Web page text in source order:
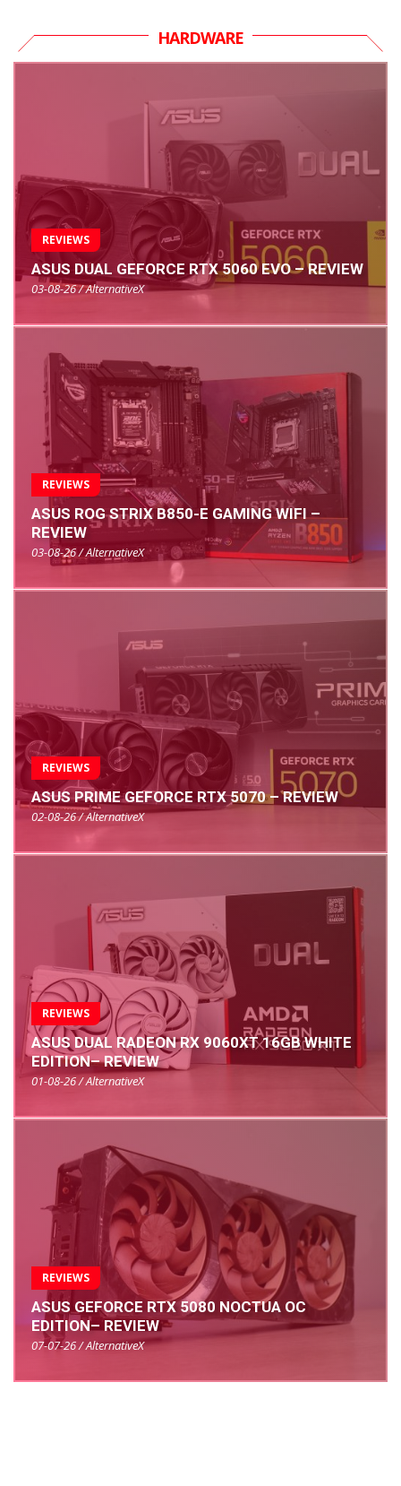
HARDWARE
REVIEWS
ASUS DUAL GEFORCE RTX 5060 EVO – REVIEW
03-08-26 / AlternativeX
REVIEWS
ASUS ROG STRIX B850-E GAMING WIFI –
REVIEW
03-08-26 / AlternativeX
REVIEWS
ASUS PRIME GEFORCE RTX 5070 – REVIEW
02-08-26 / AlternativeX
REVIEWS
ASUS DUAL RADEON RX 9060XT 16GB WHITE
EDITION– REVIEW
01-08-26 / AlternativeX
REVIEWS
ASUS GEFORCE RTX 5080 NOCTUA OC
EDITION– REVIEW
07-07-26 / AlternativeX